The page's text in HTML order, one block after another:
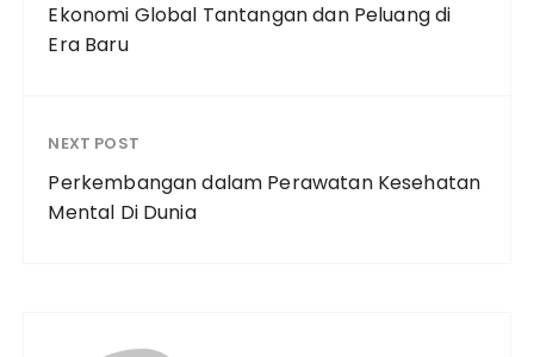
Ekonomi Global Tantangan dan Peluang di
Era Baru
NEXT POST
Perkembangan dalam Perawatan Kesehatan
Mental Di Dunia